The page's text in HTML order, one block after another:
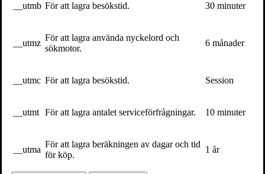
Volante på Facebook
Vill du få vårt nyhetsbrev?
ungefär en gång i veckan till din inbox
__utmb För att lagra besökstid. 30 minuter
__utmz
För att lagra använda nyckelord och
sökmotor.
6 månader
__utmc För att lagra besökstid. Session
__utmt För att lagra antalet serviceförfrågningar. 10 minuter
__utma
För att lagra beräkningen av dagar och tid
för köp.
1 år